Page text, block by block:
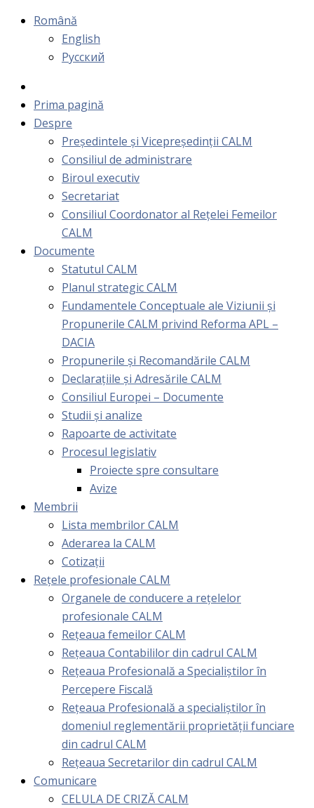
Română
English
Русский
Prima pagină
Despre
Președintele și Vicepreședinții CALM
Consiliul de administrare
Biroul executiv
Secretariat
Consiliul Coordonator al Rețelei Femeilor
CALM
Documente
Statutul CALM
Planul strategic CALM
Fundamentele Conceptuale ale Viziunii și
Propunerile CALM privind Reforma APL –
DACIA
Propunerile și Recomandările CALM
Declarațiile și Adresările CALM
Consiliul Europei – Documente
Studii și analize
Rapoarte de activitate
Procesul legislativ
Proiecte spre consultare
Avize
Membrii
Lista membrilor CALM
Aderarea la CALM
Cotizaţii
Rețele profesionale CALM
Organele de conducere a rețelelor
profesionale CALM
Rețeaua femeilor CALM
Rețeaua Contabililor din cadrul CALM
Rețeaua Profesională a Specialiștilor în
Percepere Fiscală
Reţeaua Profesională a specialiştilor în
domeniul reglementării proprietăţii funciare
din cadrul CALM
Rețeaua Secretarilor din cadrul CALM
Comunicare
CELULA DE CRIZĂ CALM